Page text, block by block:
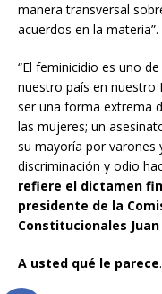
manera transversal
acuerdos en la materia”.
“El feminicidio es uno
nuestro país en nuestro
ser una forma extrema
las mujeres; un
su mayoría por varones
discriminación y odio
refiere el dictamen
presidente de la
Constitucionales
A usted qué le parece.